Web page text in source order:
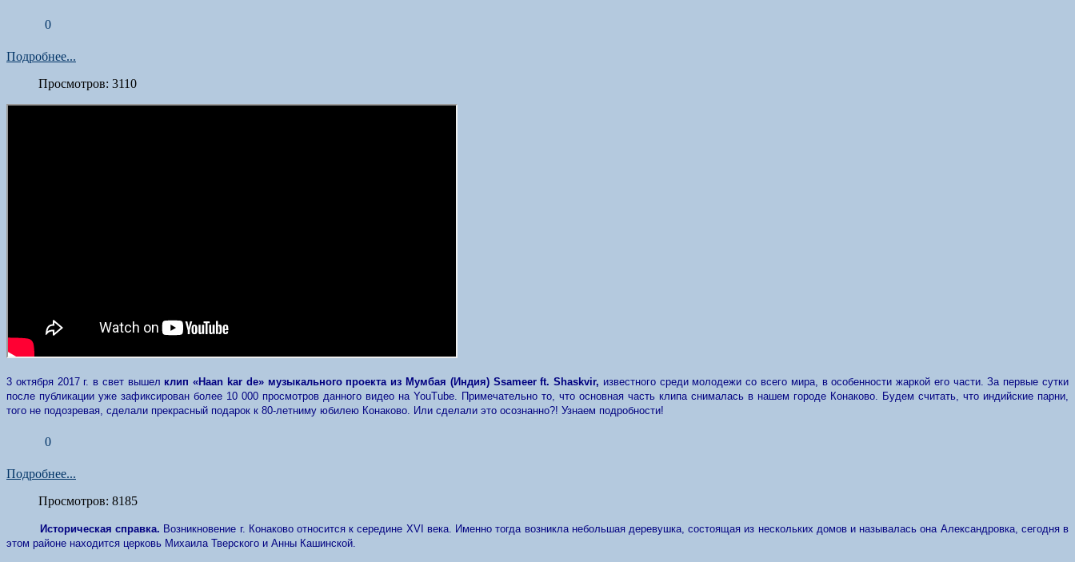
0
Подробнее...
Просмотров: 3110
3 октября 2017 г. в свет вышел клип «Haan kar de» музыкального проекта из Мумбая (Индия) Ssameer ft. Shaskvir, известного среди молодежи со всего мира, в особенности жаркой его части. За первые сутки
после публикации уже зафиксирован более 10 000 просмотров данного видео на YouTube. Примечательно то, что основная часть клипа снималась в нашем городе Конаково. Будем считать, что индийские парни,
того не подозревая, сделали прекрасный подарок к 80-летниму юбилею Конаково. Или сделали это осознанно?! Узнаем подробности!
0
Подробнее...
Просмотров: 8185
Историческая справка. Возникновение г. Конаково относится к середине XVI века. Именно тогда возникла небольшая деревушка, состоящая из нескольких домов и называлась она Александровка, сегодня в
этом районе находится церковь Михаила Тверского и Анны Кашинской.